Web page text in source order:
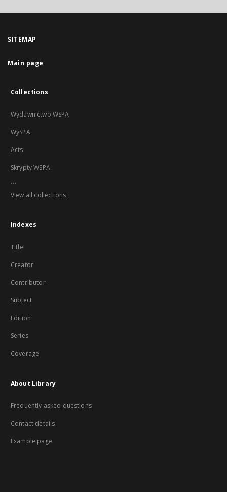
SITEMAP
Main page
Collections
Wydawnictwo WSPA
WySPA
Acts
Skrypty WSPA
...
View all collections
Indexes
Title
Creator
Contributor
Subject
Edition
Series
Coverage
About Library
Frequently asked questions
Contact details
Example page